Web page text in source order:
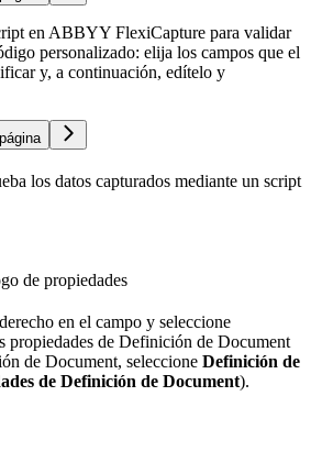
en ABBYY FlexiCapture para validar
personalizado: elija los campos que el
y, a continuación, edítelo y
los datos capturados mediante un script
de propiedades
en el campo y seleccione
propiedades de Definición de Document
de Document, seleccione Definición de
de Definición de Document).